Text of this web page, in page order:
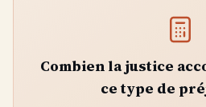
Combien la justice
ce type de